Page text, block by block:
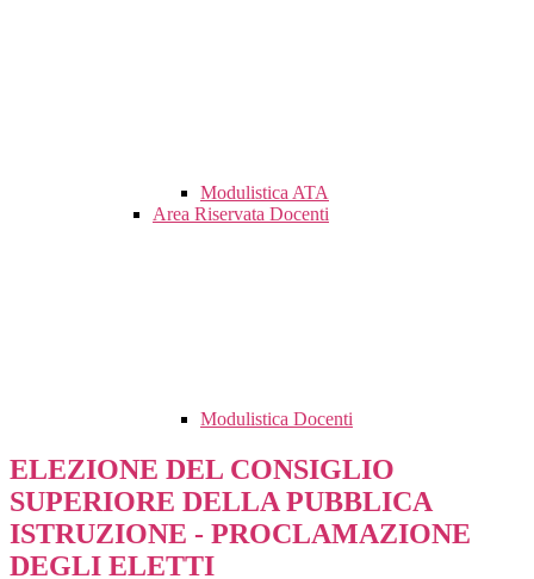
Modulistica ATA
Area Riservata Docenti
Modulistica Docenti
ELEZIONE DEL CONSIGLIO
SUPERIORE DELLA PUBBLICA
ISTRUZIONE - PROCLAMAZIONE
DEGLI ELETTI